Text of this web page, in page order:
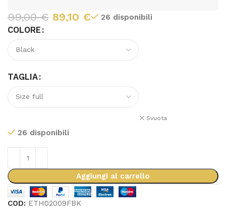
99,00€ 89,10 € 26 disponibili
COLORE
TAGLIA
Svuota
26 disponibili
Aggiungi al carrello
COD: ETH02009FBK